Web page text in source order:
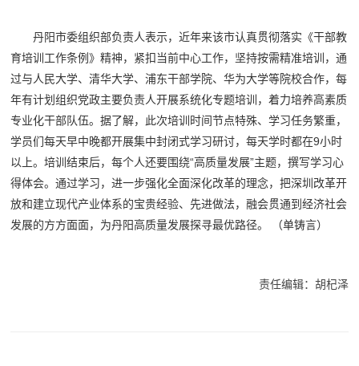
丹阳市委组织部负责人表示，近年来该市认真贯彻落实《干部教
育培训工作条例》精神，紧扣当前中心工作，坚持按需精准培训，通
过与人民大学、清华大学、浦东干部学院、华为大学等院校合作，每
年有计划组织党政主要负责人开展系统化专题培训，着力培养高素质
专业化干部队伍。据了解，此次培训时间节点特殊、学习任务繁重，
学员们每天早中晚都开展集中封闭式学习研讨，每天学时都在9小时
以上。培训结束后，每个人还要围绕“高质量发展”主题，撰写学习心
得体会。通过学习，进一步强化全面深化改革的理念，把深圳改革开
放和建立现代产业体系的宝贵经验、先进做法，融会贯通到经济社会
发展的方方面面，为丹阳高质量发展探寻最优路径。 （单铸言）
责任编辑：胡杞泽